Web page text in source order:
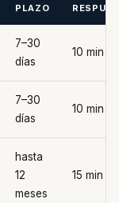
PLAZO
7–30
días
10 min
7–30
días
10 min
hasta
12
meses
15 min